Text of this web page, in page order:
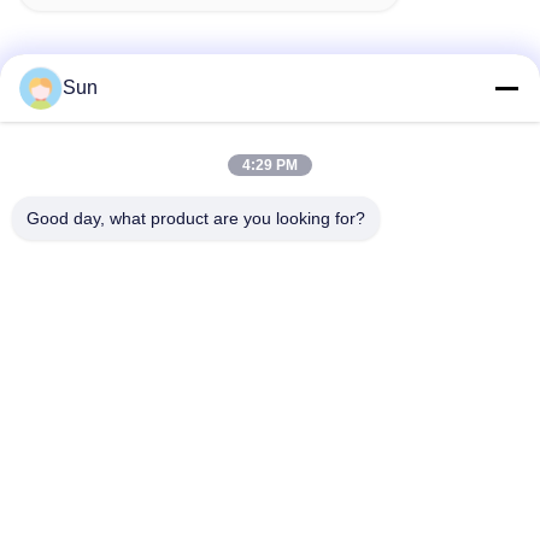
ROUTE NO.55 XINSHENG, DISTRICT DE WUJIN, VILLE DE
Sun
4:29 PM
Good day, what product are you looking for?